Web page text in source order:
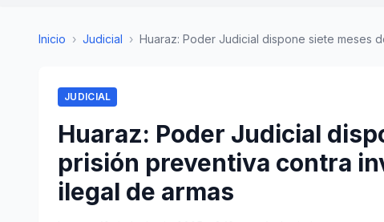
Inicio › Judicial › Huaraz: Poder Judicial dispone siete meses
JUDICIAL
Huaraz: Poder Judicial
prisión preventiva contra
ilegal de armas